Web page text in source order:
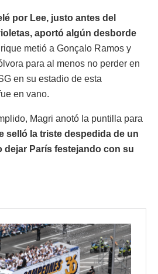
por Lee, justo antes del
aportó algún desborde
metió a Gonçalo Ramos y
para al menos no perder en
en su estadio de esta
en vano.
Magri anotó la puntilla para
selló la triste despedida de un
dejar París festejando con su